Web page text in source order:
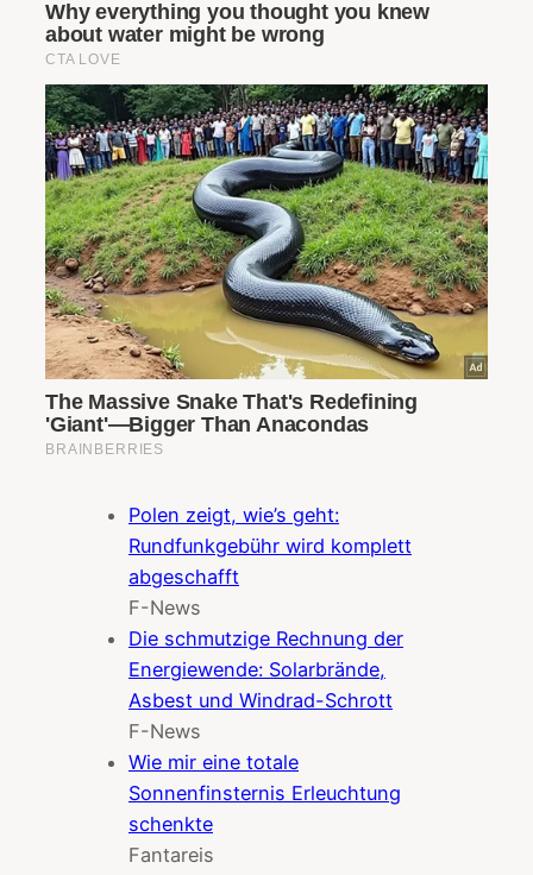
Polen zeigt, wie’s geht:
Rundfunkgebühr wird komplett
abgeschafft
F-News
Die schmutzige Rechnung der
Energiewende: Solarbrände,
Asbest und Windrad-Schrott
F-News
Wie mir eine totale
Sonnenfinsternis Erleuchtung
schenkte
Fantareis